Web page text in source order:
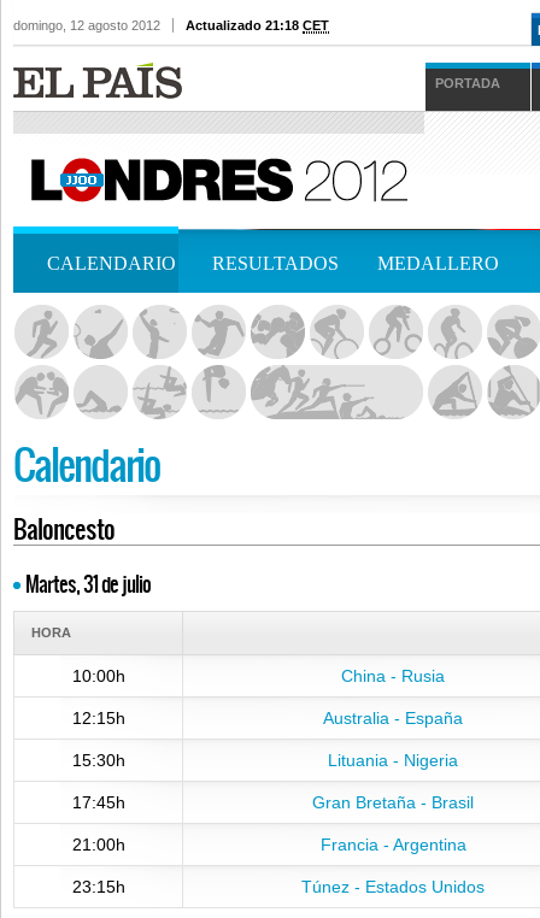
domingo, 12 agosto 2012 Actualizado 21:18 CET
PORTADA
CALENDARIO RESULTADOS MEDALLERO
Calendario
Baloncesto
Martes, 31 de julio
HORA
10:00h China - Rusia
12:15h Australia - España
15:30h Lituania - Nigeria
17:45h Gran Bretaña - Brasil
21:00h Francia - Argentina
23:15h Túnez - Estados Unidos